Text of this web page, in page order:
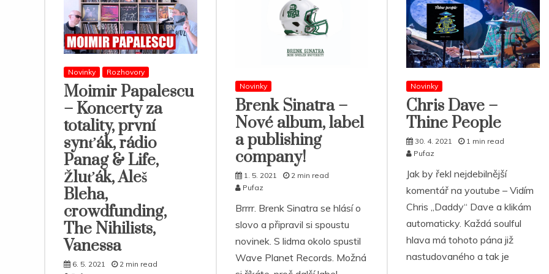
Novinky Rozhovory
Moimir Papalescu
– Koncerty za
totality, první
synťák, rádio
Panag & Life,
Žluťák, Aleš
Bleha,
crowdfunding,
The Nihilists,
Vanessa
6. 5. 2021
2 min read
Novinky
Brenk Sinatra –
Nové album, label
a publishing
company!
1. 5. 2021
2 min read
Pufaz
Brrrr. Brenk Sinatra se hlásí o
slovo a připravil si spoustu
novinek. S lidma okolo spustil
Wave Planet Records. Možná
Novinky
Chris Dave –
Thine People
30. 4. 2021
1 min read
Pufaz
Jak by řekl nejdebilnější
komentář na youtube – Vidím
Chris „Daddy“ Dave a klikám
automaticky. Každá soulful
hlava má tohoto pána již
nastudovaného a tak je